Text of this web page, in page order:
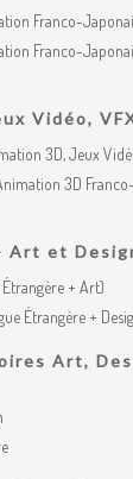
Franco-
Franco-
Vidéo,
3D, Jeux
3D Franco-
Art et
Étrangère + Art)
Étrangère +
Art,